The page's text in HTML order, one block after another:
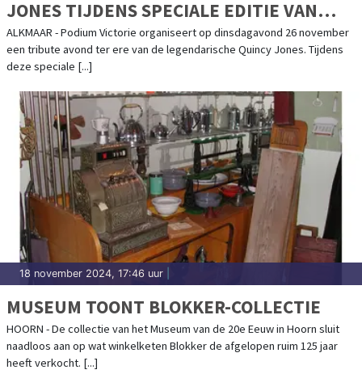
JONES TIJDENS SPECIALE EDITIE VAN
SUNDAY SESSIONS
ALKMAAR - Podium Victorie organiseert op dinsdagavond 26 november
een tribute avond ter ere van de legendarische Quincy Jones. Tijdens
deze speciale [...]
18 november 2024, 17:46 uur
MUSEUM TOONT BLOKKER-COLLECTIE
HOORN - De collectie van het Museum van de 20e Eeuw in Hoorn sluit
naadloos aan op wat winkelketen Blokker de afgelopen ruim 125 jaar
heeft verkocht. [...]